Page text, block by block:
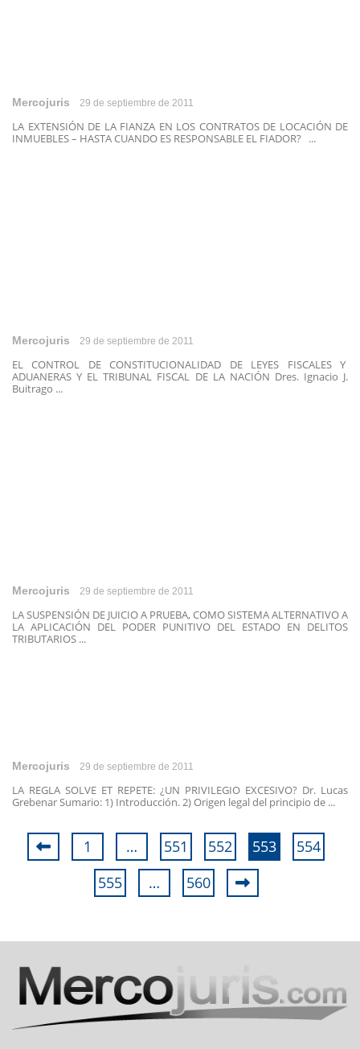
Mercojuris 29 de septiembre de 2011
LA EXTENSIÓN DE LA FIANZA EN LOS CONTRATOS DE LOCACIÓN DE
INMUEBLES – HASTA CUANDO ES RESPONSABLE EL FIADOR? ...
Mercojuris 29 de septiembre de 2011
EL CONTROL DE CONSTITUCIONALIDAD DE LEYES FISCALES Y
ADUANERAS Y EL TRIBUNAL FISCAL DE LA NACIÓN Dres. Ignacio J.
Buitrago ...
Mercojuris 29 de septiembre de 2011
LA SUSPENSIÓN DE JUICIO A PRUEBA, COMO SISTEMA ALTERNATIVO A
LA APLICACIÓN DEL PODER PUNITIVO DEL ESTADO EN DELITOS
TRIBUTARIOS ...
Mercojuris 29 de septiembre de 2011
LA REGLA SOLVE ET REPETE: ¿UN PRIVILEGIO EXCESIVO? Dr. Lucas
Grebenar Sumario: 1) Introducción. 2) Origen legal del principio de ...
1 … 551 552 553
554
555
… 560